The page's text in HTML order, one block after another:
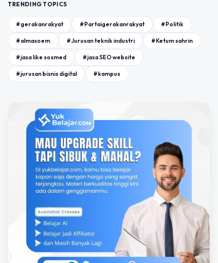
TRENDING TOPICS
#gerakanrakyat #Partaigerakanrakyat #Politik
#almasoem #Jurusan teknik industri #Ketum sahrin
#jasa like sosmed #jasa SEO website
#jurusan bisnis digital #kampus